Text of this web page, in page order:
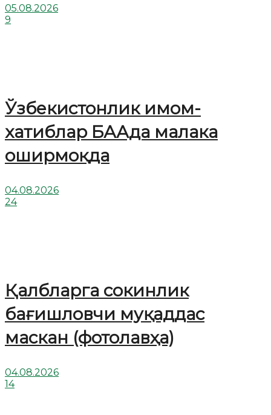
05.08.2026
9
Ўзбекистонлик имом-
хатиблар БААда малака
оширмоқда
04.08.2026
24
Қалбларга сокинлик
бағишловчи муқаддас
маскан (фотолавҳа)
04.08.2026
14